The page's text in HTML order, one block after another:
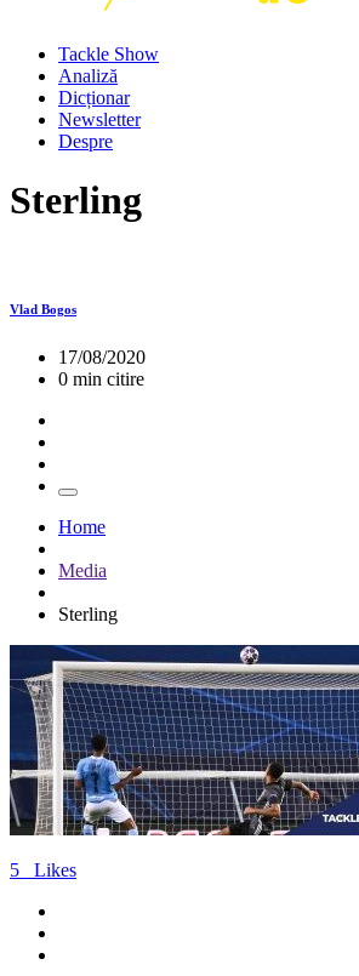
Tackle Show
Analiză
Dicționar
Newsletter
Despre
Sterling
Vlad Bogos
17/08/2020
0 min citire
Home
Media
Sterling
5 Likes